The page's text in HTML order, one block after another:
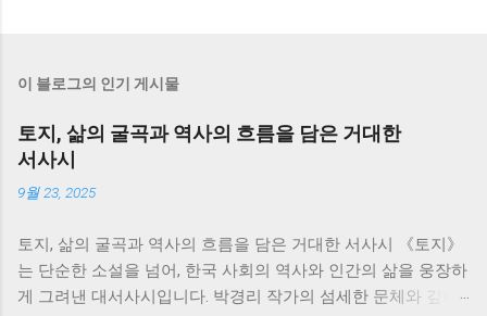
이 블로그의 인기 게시물
토지, 삶의 굴곡과 역사의 흐름을 담은 거대한
서사시
9월 23, 2025
토지, 삶의 굴곡과 역사의 흐름을 담은 거대한 서사시 《토지》
는 단순한 소설을 넘어, 한국 사회의 역사와 인간의 삶을 웅장하
게 그려낸 대서사시입니다. 박경리 작가의 섬세한 문체와 깊이